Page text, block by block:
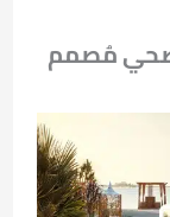
صحي مُصمم